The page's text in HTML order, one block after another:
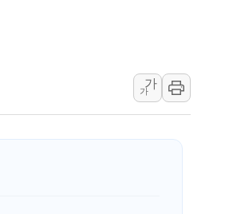
종합특검, '尹 관저 이전 감
코스피·코스닥 오전 동반
'입추'인데 연일 찜통더위…
"최대 2시간 앞서 침수 예
유니슨 "국내생산세액공제·
창호 교체하다 난간 무너져
장동혁 "규제와 대출 풀고
가
가